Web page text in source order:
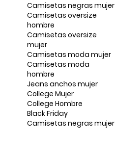
Camisetas negras mujer
Camisetas oversize
hombre
Camisetas oversize
mujer
Camisetas moda mujer
Camisetas moda
hombre
Jeans anchos mujer
College Mujer
College Hombre
Black Friday
Camisetas negras mujer